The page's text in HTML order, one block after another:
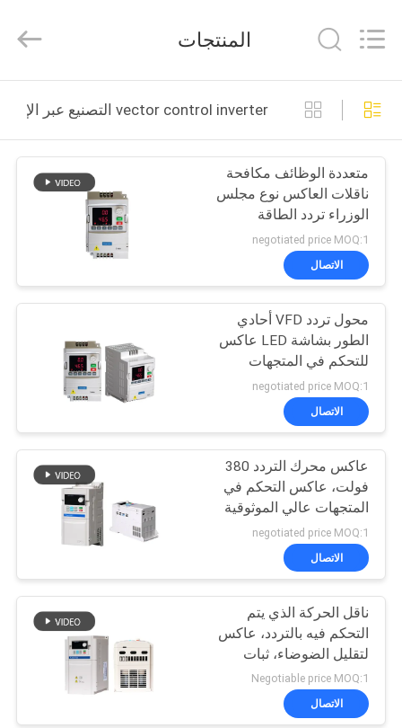
منزل
المنتجات
حول
جولة
المعمل
ضبط
الجودة
اتصل
طلب
اقتباس
خريطة
الموقع
Appliances
Rights
المنتجات
vector control inverter التصنيع عبر الإنترنت
متعددة الوظائف مكافحة
ناقلات العاكس نوع مجلس
الوزراء تردد الطاقة
العاكس
negotiated price MOQ:1
الاتصال
محول تردد VFD أحادي
الطور بشاشة LED عاكس
للتحكم في المتجهات
negotiated price MOQ:1
الاتصال
عاكس محرك التردد 380
فولت، عاكس التحكم في
المتجهات عالي الموثوقية
negotiated price MOQ:1
الاتصال
ناقل الحركة الذي يتم
التحكم فيه بالتردد، عاكس
لتقليل الضوضاء، ثبات
السرعة المنخفضة
Negotiable price MOQ:1
الاتصال